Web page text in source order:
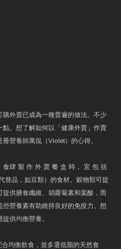
外賣已成為一種普遍的做法。不少
點。想了解如何以「健康外賣」作賣
營養師萬侃（Violet）的心得。
食肆 製 作 外 賣 餐 盒 時， 宜 包 括
替品，如豆類）的食材。穀物類可提
供膳食纖維、胡蘿蔔素和葉酸，而
營養素有助維持良好的免疫力。想
供均衡營養。
均衡飲食，並多選低脂的天然食